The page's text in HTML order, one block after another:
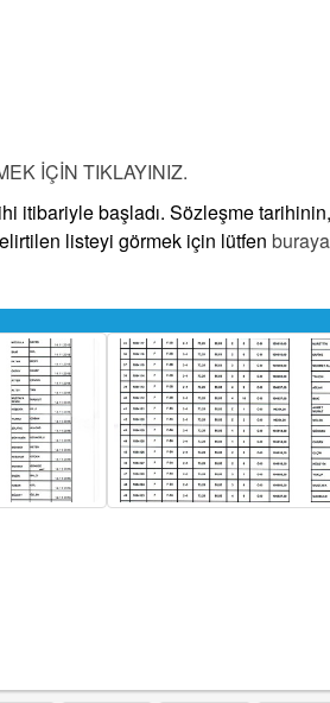
İÇİN TIKLAYINIZ.
itibariyle başladı. Sözleşme
listeyi görmek için lütfen buraya